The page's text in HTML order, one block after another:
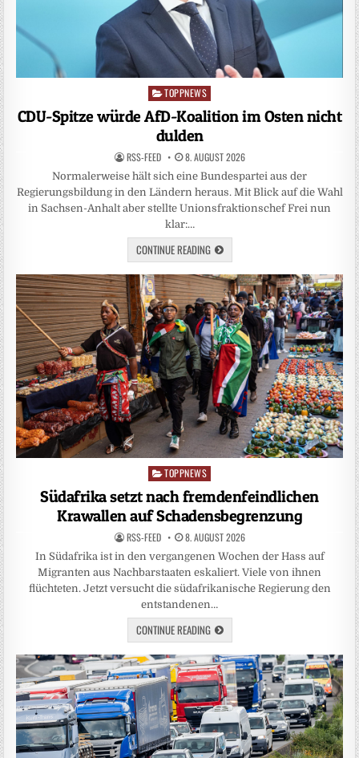
Posted
in
TOPPNEWS
CDU-Spitze würde AfD-Koalition im Osten nicht
dulden
RSS-FEED 8. AUGUST 2026
Normalerweise hält sich eine Bundespartei aus der
Regierungsbildung in den Ländern heraus. Mit Blick auf die Wahl
in Sachsen-Anhalt aber stellte Unionsfraktionschef Frei nun
klar:…
CONTINUE READING
Posted
TOPPNEWS
Südafrika setzt nach fremdenfeindlichen
Krawallen auf Schadensbegrenzung
RSS-FEED 8. AUGUST 2026
In Südafrika ist in den vergangenen Wochen der Hass auf
Migranten aus Nachbarstaaten eskaliert. Viele von ihnen
flüchteten. Jetzt versucht die südafrikanische Regierung den
entstandenen…
CONTINUE READING